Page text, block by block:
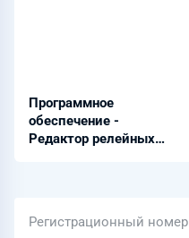
Программное
обеспечение -
Редактор релейных
Регистрационный номер